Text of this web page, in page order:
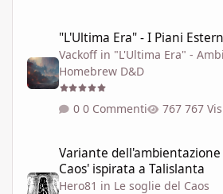
"L'Ultima Era" - I Piani
Vackoff in "L'Ultima Era" -
Homebrew D&D
0 Commenti 767
Variante dell'ambientazione
Caos' ispirata a Talislanta
Hero81 in Le soglie del Caos